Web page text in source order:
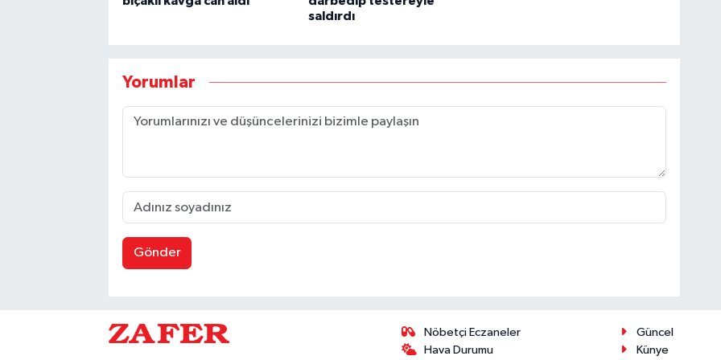
saldırdı
Yorumlar
Gönder
Nöbetçi Eczaneler
Hava Durumu
Güncel
Künye